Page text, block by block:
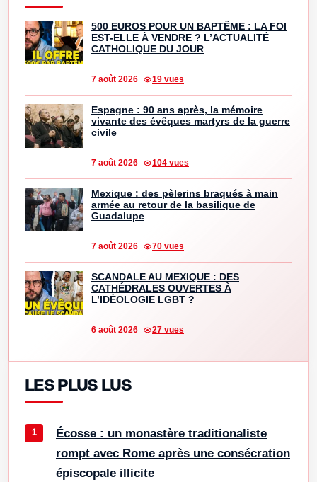
500 EUROS POUR UN BAPTÊME : LA FOI
EST-ELLE À VENDRE ? L’ACTUALITÉ
CATHOLIQUE DU JOUR
7 août 2026 19 vues
Espagne : 90 ans après, la mémoire
vivante des évêques martyrs de la guerre
civile
7 août 2026 104 vues
Mexique : des pèlerins braqués à main
armée au retour de la basilique de
Guadalupe
7 août 2026 70 vues
SCANDALE AU MEXIQUE : DES
CATHÉDRALES OUVERTES À
L’IDÉOLOGIE LGBT ?
6 août 2026 27 vues
LES PLUS LUS
Écosse : un monastère traditionaliste
rompt avec Rome après une consécration
épiscopale illicite